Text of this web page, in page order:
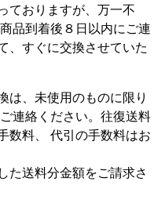
ておりますが、万一不
品到着後８日以内にご連
、すぐに交換させていた
は、未使用のものに限り
連絡ください。往復送料
数料、 代引の手数料はお
た送料分金額をご請求さ